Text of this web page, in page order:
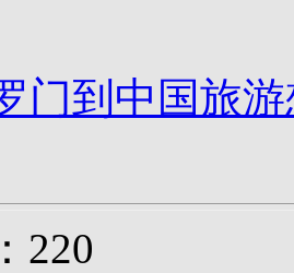
门到中国旅
220